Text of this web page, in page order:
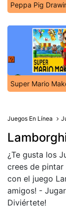
Peppa Pig
Super Mario
Juegos En Línea
¿Te gusta los
crees de pintar
con el juego
amigos! -
Diviértete!